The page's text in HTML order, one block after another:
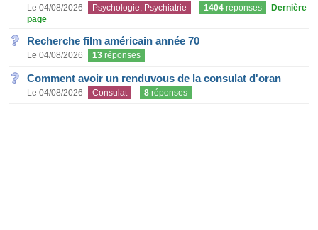
Le 04/08/2026 Psychologie, Psychiatrie 1404 réponses
Dernière
page
Recherche film américain année 70
Le 04/08/2026 13 réponses
Comment avoir un renduvous de la consulat d'oran
Le 04/08/2026 Consulat 8 réponses